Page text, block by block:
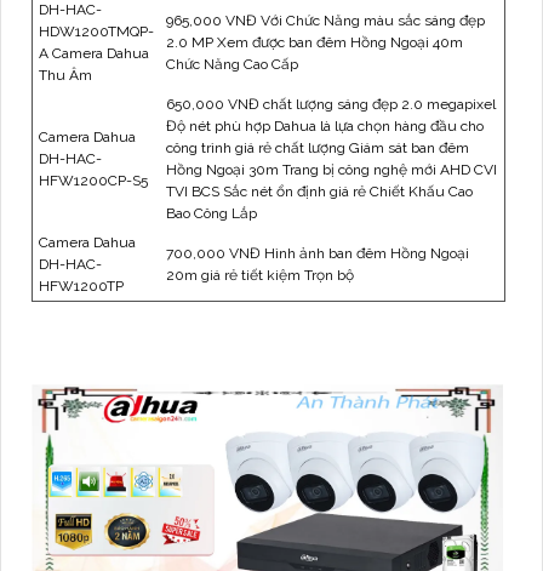
DH-HAC-
HDW1200TMQP-
A Camera Dahua
Thu Âm
965,000 VNĐ Với Chức Năng màu sắc sáng đẹp
2.0 MP Xem được ban đêm Hồng Ngoại 40m
Chức Năng Cao Cấp
Camera Dahua
DH-HAC-
HFW1200CP-S5
650,000 VNĐ chất lượng sáng đẹp 2.0 megapixel
Độ nét phù hợp Dahua là lựa chọn hàng đầu cho
công trình giá rẻ chất lượng Giám sát ban đêm
Hồng Ngoại 30m Trang bị công nghệ mới AHD CVI
TVI BCS Sắc nét ổn định giá rẻ Chiết Khấu Cao
Bao Công Lắp
Camera Dahua
DH-HAC-
HFW1200TP
700,000 VNĐ Hình ảnh ban đêm Hồng Ngoại
20m giá rẻ tiết kiệm Trọn bộ